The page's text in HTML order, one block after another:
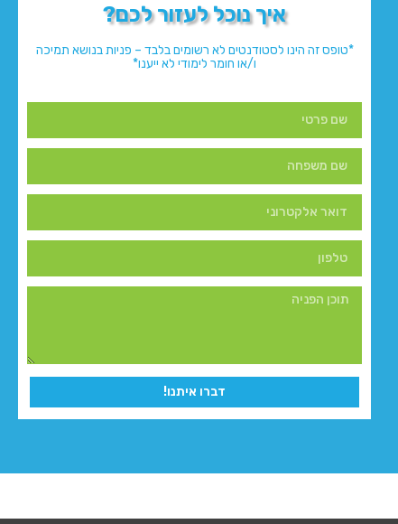
איך נוכל לעזור לכם?
*טופס זה הינו לסטודנטים לא רשומים בלבד – פניות בנושא תמיכה
ו/או חומר לימודי לא ייענו*
דברו איתנו!